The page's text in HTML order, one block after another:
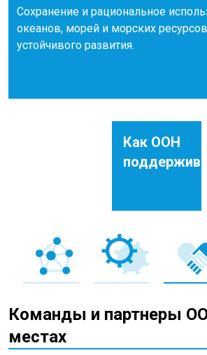
Сохранение и рациональное
океанов, морей и морских
устойчивого развития.
Как ООН
Команды и партнеры
местах